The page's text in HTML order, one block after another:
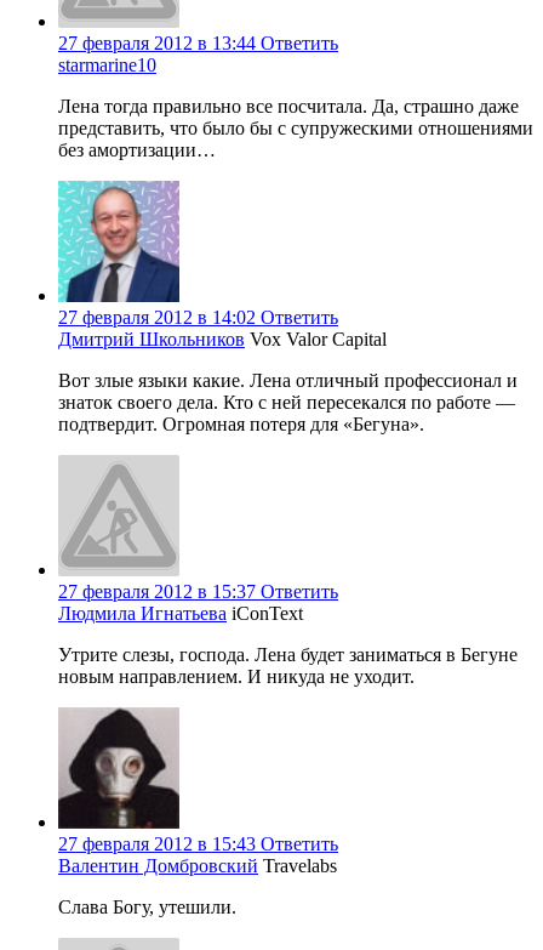
27 февраля 2012 в 13:44 Ответить
starmarine10
Лена тогда правильно все посчитала. Да, страшно даже
представить, что было бы с супружескими отношениями
без амортизации…
27 февраля 2012 в 14:02 Ответить
Дмитрий Школьников Vox Valor Capital
Вот злые языки какие. Лена отличный профессионал и
знаток своего дела. Кто с ней пересекался по работе —
подтвердит. Огромная потеря для «Бегуна».
27 февраля 2012 в 15:37 Ответить
Людмила Игнатьева iConText
Утрите слезы, господа. Лена будет заниматься в Бегуне
новым направлением. И никуда не уходит.
27 февраля 2012 в 15:43 Ответить
Валентин Домбровский Travelabs
Слава Богу, утешили.